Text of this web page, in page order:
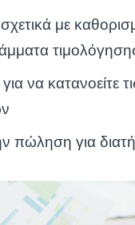
με
να κατανοείτε
πώληση για